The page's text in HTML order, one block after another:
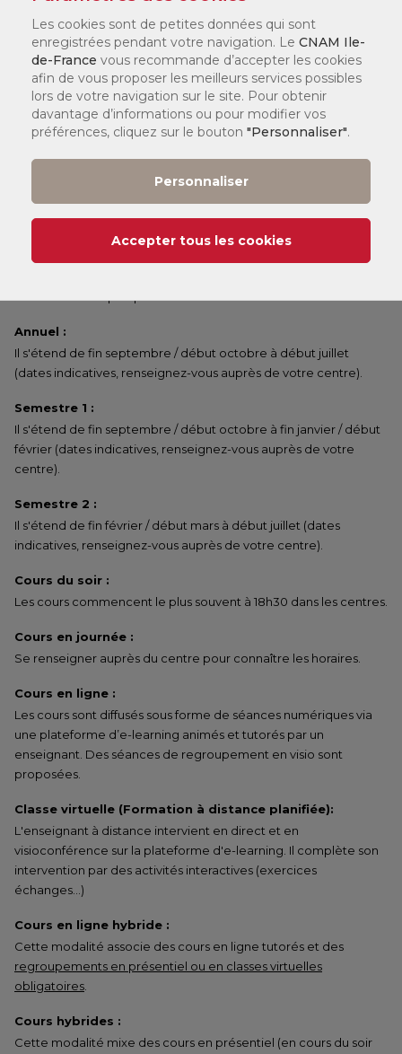
qui peuvent financer jusqu'à 100 % de votre formation. Nos
chargés de formation en centre vous accompagneront pour
constituer votre dossier.
Date de début de cours :
Île-de-France :
semestre et annuel :
2esemestre :08/02/2027
1
semestre et annuel :14/09/2026
2esemestre :01/02/2027
Les dates fournies sont d'ordre général à toutes les formations.
Annuel :
Il s'étend de fin septembre / début octobre à début juillet
(dates indicatives, renseignez-vous auprès de votre centre).
Semestre 1 :
Il s'étend de fin septembre / début octobre à fin janvier / début
février (dates indicatives, renseignez-vous auprès de votre
centre).
Semestre 2 :
Il s'étend de fin février / début mars à début juillet (dates
indicatives, renseignez-vous auprès de votre centre).
Cours du soir :
Les cours commencent le plus souvent à 18h30 dans les centres.
Cours en journée :
Se renseigner auprès du centre pour connaître les horaires.
Cours en ligne :
Les cours sont diffusés sous forme de séances numériques via
une plateforme d’e-learning animés et tutorés par un
enseignant. Des séances de regroupement en visio sont
proposées.
Classe virtuelle (Formation à distance planifiée):
L'enseignant à distance intervient en direct et en
visioconférence sur la plateforme d'e-learning. Il complète son
intervention par des activités interactives (exercices
échanges…)
Cours en ligne hybride :
Cette modalité associe des cours en ligne tutorés et des
regroupements en présentiel ou en classes virtuelles
obligatoires
Cours hybrides :
Cette modalité mixe des cours en présentiel (en cours du soir
Les cookies sont de petites données qui sont
enregistrées pendant votre navigation. Le CNAM Ile-
de-France vous recommande d’accepter les cookies
afin de vous proposer les meilleurs services possibles
lors de votre navigation sur le site. Pour obtenir
davantage d’informations ou pour modifier vos
préférences, cliquez sur le bouton "Personnaliser".
Personnaliser
Accepter tous les cookies